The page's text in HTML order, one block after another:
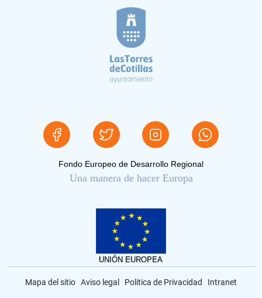
Fondo Europeo de Desarrollo Regional
Una manera de hacer Europa
Mapa del sitio Aviso legal Politica de Privacidad Intranet